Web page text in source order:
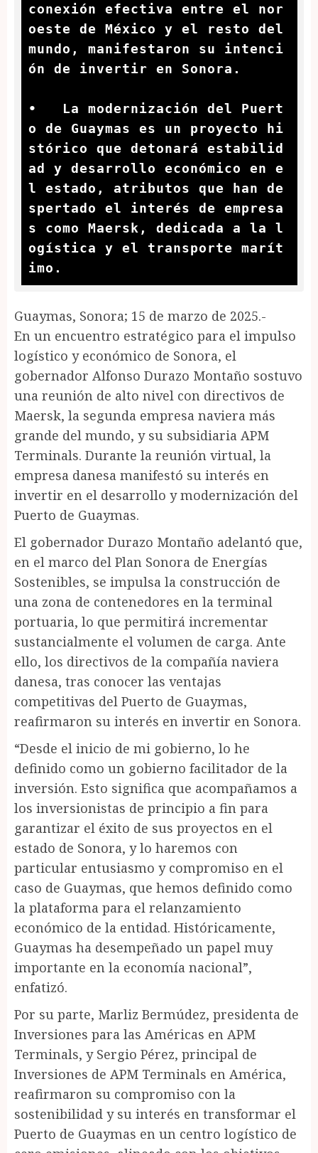
conexión efectiva entre el nor
oeste de México y el resto del
mundo, manifestaron su intenci
ón de invertir en Sonora.
•   La modernización del Puert
o de Guaymas es un proyecto hi
stórico que detonará estabilid
ad y desarrollo económico en e
l estado, atributos que han de
spertado el interés de empresa
s como Maersk, dedicada a la l
ogística y el transporte marít
imo.
Guaymas, Sonora; 15 de marzo de 2025.-
En un encuentro estratégico para el impulso
logístico y económico de Sonora, el
gobernador Alfonso Durazo Montaño sostuvo
una reunión de alto nivel con directivos de
Maersk, la segunda empresa naviera más
grande del mundo, y su subsidiaria APM
Terminals. Durante la reunión virtual, la
empresa danesa manifestó su interés en
invertir en el desarrollo y modernización del
Puerto de Guaymas.
El gobernador Durazo Montaño adelantó que,
en el marco del Plan Sonora de Energías
Sostenibles, se impulsa la construcción de
una zona de contenedores en la terminal
portuaria, lo que permitirá incrementar
sustancialmente el volumen de carga. Ante
ello, los directivos de la compañía naviera
danesa, tras conocer las ventajas
competitivas del Puerto de Guaymas,
reafirmaron su interés en invertir en Sonora.
“Desde el inicio de mi gobierno, lo he
definido como un gobierno facilitador de la
inversión. Esto significa que acompañamos a
los inversionistas de principio a fin para
garantizar el éxito de sus proyectos en el
estado de Sonora, y lo haremos con
particular entusiasmo y compromiso en el
caso de Guaymas, que hemos definido como
la plataforma para el relanzamiento
económico de la entidad. Históricamente,
Guaymas ha desempeñado un papel muy
importante en la economía nacional”,
enfatizó.
Por su parte, Marliz Bermúdez, presidenta de
Inversiones para las Américas en APM
Terminals, y Sergio Pérez, principal de
Inversiones de APM Terminals en América,
reafirmaron su compromiso con la
sostenibilidad y su interés en transformar el
Puerto de Guaymas en un centro logístico de